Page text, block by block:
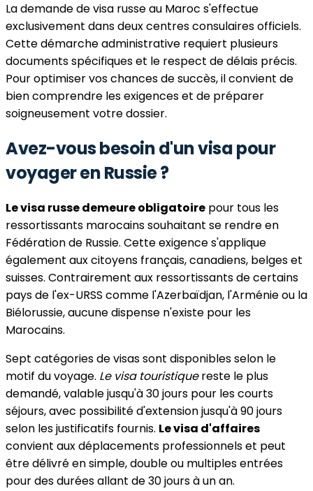
La demande de visa russe au Maroc s'effectue
exclusivement dans deux centres consulaires officiels.
Cette démarche administrative requiert plusieurs
documents spécifiques et le respect de délais précis.
Pour optimiser vos chances de succès, il convient de
bien comprendre les exigences et de préparer
soigneusement votre dossier.
Avez-vous besoin d'un visa pour
voyager en Russie ?
Le visa russe demeure obligatoire pour tous les
ressortissants marocains souhaitant se rendre en
Fédération de Russie. Cette exigence s'applique
également aux citoyens français, canadiens, belges et
suisses. Contrairement aux ressortissants de certains
pays de l'ex-URSS comme l'Azerbaïdjan, l'Arménie ou la
Biélorussie, aucune dispense n'existe pour les
Marocains.
Sept catégories de visas sont disponibles selon le
motif du voyage. Le visa touristiquereste le plus
demandé, valable jusqu'à 30 jours pour les courts
séjours, avec possibilité d'extension jusqu'à 90 jours
selon les justificatifs fournis. Le visa d'affaires
convient aux déplacements professionnels et peut
être délivré en simple, double ou multiples entrées
pour des durées allant de 30 jours à un an.